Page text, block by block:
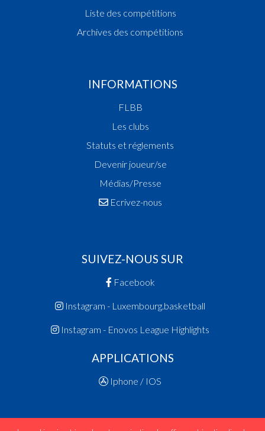
Liste des compétitions
Archives des compétitions
INFORMATIONS
FLBB
Les clubs
Statuts et réglements
Devenir joueur/se
Médias/Presse
Ecrivez-nous
SUIVEZ-NOUS SUR
Facebook
Instagram - Luxembourg.basketball
Instagram - Enovos League Highlights
APPLICATIONS
Iphone / IOS